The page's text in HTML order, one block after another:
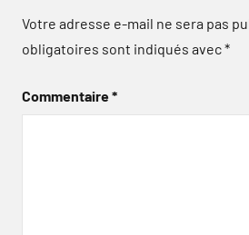
Votre adresse e-mail ne sera pas
obligatoires sont indiqués avec*
Commentaire*